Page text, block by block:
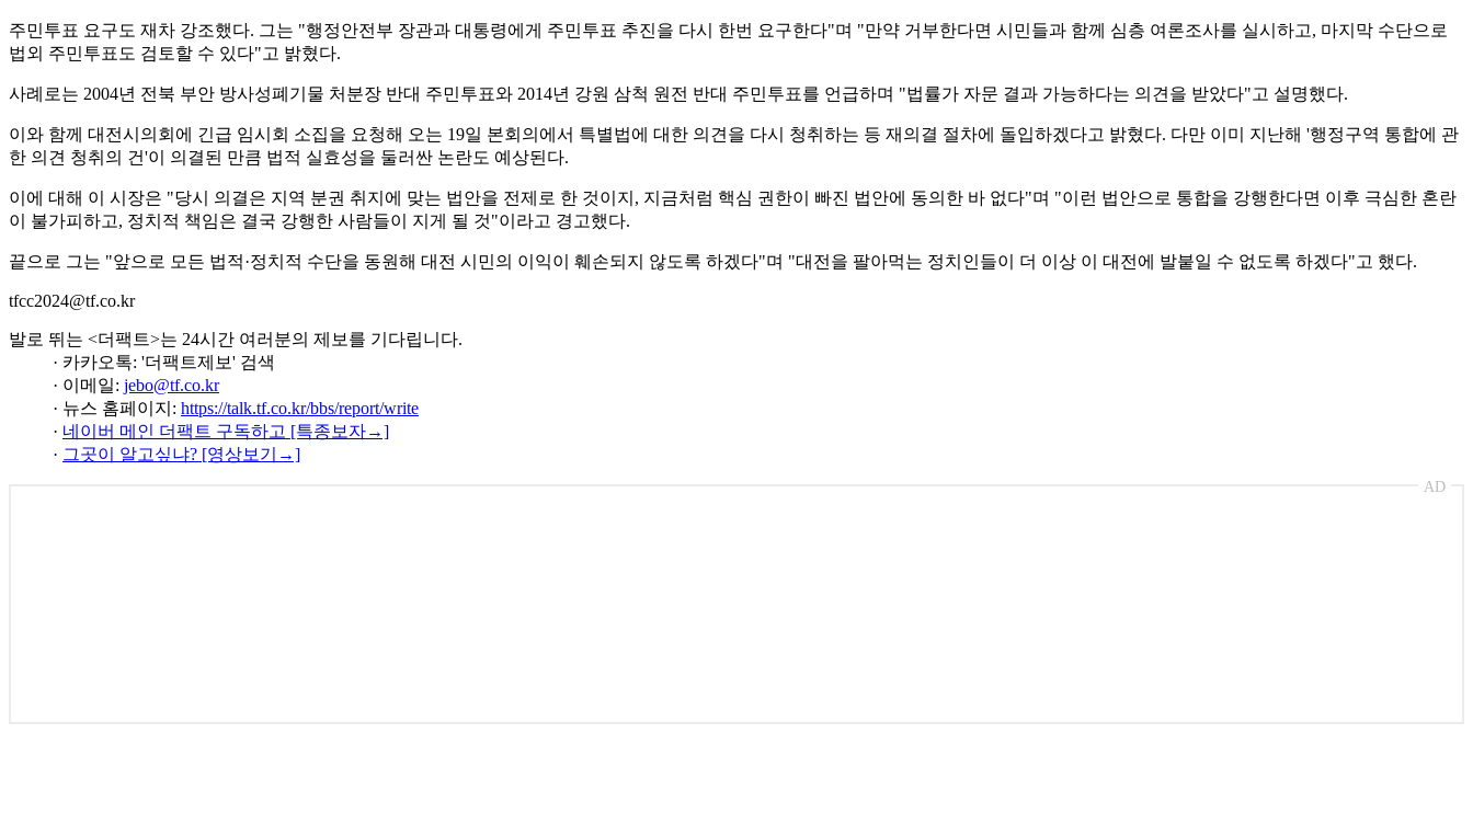
주민투표 요구도 재차 강조했다. 그는 "행정안전부 장관과 대통령에게 주민투표 추진을 다시 한번 요구한다"며 "만약 거부한다면 시민들과 함께 심층 여론조사를 실시하고, 마지막 수단으로
법외 주민투표도 검토할 수 있다"고 밝혔다.
사례로는 2004년 전북 부안 방사성폐기물 처분장 반대 주민투표와 2014년 강원 삼척 원전 반대 주민투표를 언급하며 "법률가 자문 결과 가능하다는 의견을 받았다"고 설명했다.
이와 함께 대전시의회에 긴급 임시회 소집을 요청해 오는 19일 본회의에서 특별법에 대한 의견을 다시 청취하는 등 재의결 절차에 돌입하겠다고 밝혔다. 다만 이미 지난해 '행정구역 통합에 관
한 의견 청취의 건'이 의결된 만큼 법적 실효성을 둘러싼 논란도 예상된다.
이에 대해 이 시장은 "당시 의결은 지역 분권 취지에 맞는 법안을 전제로 한 것이지, 지금처럼 핵심 권한이 빠진 법안에 동의한 바 없다"며 "이런 법안으로 통합을 강행한다면 이후 극심한 혼란
이 불가피하고, 정치적 책임은 결국 강행한 사람들이 지게 될 것"이라고 경고했다.
끝으로 그는 "앞으로 모든 법적·정치적 수단을 동원해 대전 시민의 이익이 훼손되지 않도록 하겠다"며 "대전을 팔아먹는 정치인들이 더 이상 이 대전에 발붙일 수 없도록 하겠다"고 했다.
tfcc2024@tf.co.kr
발로 뛰는 <더팩트>는 24시간 여러분의 제보를 기다립니다.
· 카카오톡: '더팩트제보' 검색
· 이메일: jebo@tf.co.kr
· 뉴스 홈페이지: https://talk.tf.co.kr/bbs/report/write
· 네이버 메인 더팩트 구독하고 [특종보자→]
· 그곳이 알고싶냐? [영상보기→]
AD